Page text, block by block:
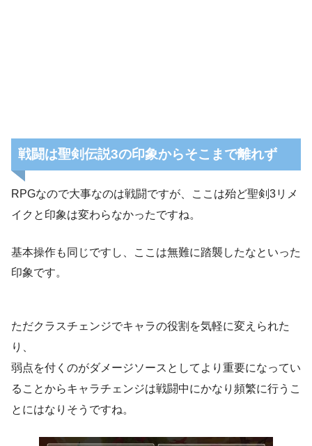
戦闘は聖剣伝説3の印象からそこまで離れず
RPGなので大事なのは戦闘ですが、ここは殆ど聖剣3リメ
イクと印象は変わらなかったですね。
基本操作も同じですし、ここは無難に踏襲したなといった
印象です。
ただクラスチェンジでキャラの役割を気軽に変えられた
り、
弱点を付くのがダメージソースとしてより重要になってい
ることからキャラチェンジは戦闘中にかなり頻繁に行うこ
とにはなりそうですね。